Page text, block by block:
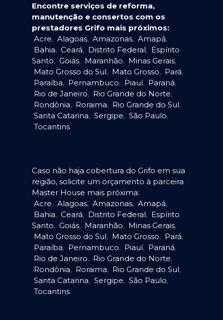
Encontre serviços de reforma,
manutenção e consertos com os
prestadores Grifo mais próximos:
Acre, Alagoas, Amazonas, Amapá,
Bahia, Ceará, Distrito Federal, Espírito
Santo, Goiás, Maranhão, Minas Gerais,
Mato Grosso do Sul, Mato Grosso, Pará,
Paraíba, Pernambuco, Piauí, Paraná,
Rio de Janeiro, Rio Grande do Norte,
Rondônia, Roraima, Rio Grande do Sul,
Santa Catarina, Sergipe, São Paulo,
Tocantins.
Caso não haja cobertura do Grifo em sua
região, solicite um orçamento à parceira
Master House mais próxima:
Acre, Alagoas, Amazonas, Amapá,
Bahia, Ceará, Distrito Federal, Espírito
Santo, Goiás, Maranhão, Minas Gerais,
Mato Grosso do Sul, Mato Grosso, Pará,
Paraíba, Pernambuco, Piauí, Paraná,
Rio de Janeiro, Rio Grande do Norte,
Rondônia, Roraima, Rio Grande do Sul,
Santa Catarina, Sergipe, São Paulo,
Tocantins.